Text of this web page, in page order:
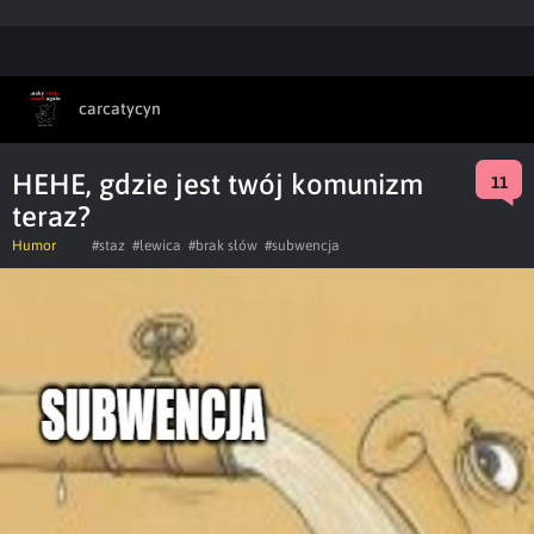
carcatycyn
HEHE, gdzie jest twój komunizm
teraz?
11
Humor #staz #lewica #brak słów #subwencja